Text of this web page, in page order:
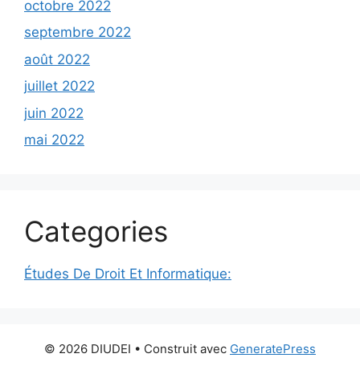
octobre 2022
septembre 2022
août 2022
juillet 2022
juin 2022
mai 2022
Categories
Études De Droit Et Informatique:
© 2026 DIUDEI • Construit avec GeneratePress